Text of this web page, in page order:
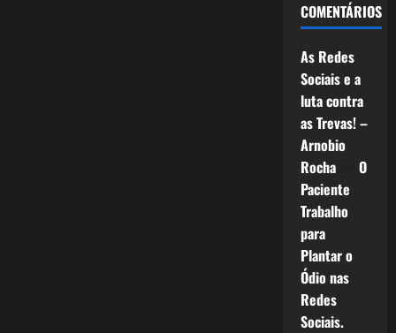
COMENTÁRIOS
As Redes
Sociais e a
luta contra
as Trevas! –
Arnobio
Rochaem O
Paciente
Trabalho
para
Plantar o
Ódio nas
Redes
Sociais.